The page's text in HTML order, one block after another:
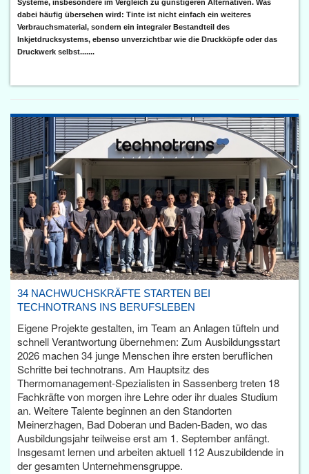
Systeme, insbesondere im Vergleich zu günstigeren Alternativen. Was
dabei häufig übersehen wird: Tinte ist nicht einfach ein weiteres
Verbrauchsmaterial, sondern ein integraler Bestandteil des
Inkjetdrucksystems, ebenso unverzichtbar wie die Druckköpfe oder das
Druckwerk selbst.......
34 NACHWUCHSKRÄFTE STARTEN BEI
TECHNOTRANS INS BERUFSLEBEN
Eigene Projekte gestalten, im Team an Anlagen tüfteln und
schnell Verantwortung übernehmen: Zum Ausbildungsstart
2026 machen 34 junge Menschen ihre ersten beruflichen
Schritte bei technotrans. Am Hauptsitz des
Thermomanagement-Spezialisten in Sassenberg treten 18
Fachkräfte von morgen ihre Lehre oder ihr duales Studium
an. Weitere Talente beginnen an den Standorten
Meinerzhagen, Bad Doberan und Baden-Baden, wo das
Ausbildungsjahr teilweise erst am 1. September anfängt.
Insgesamt lernen und arbeiten aktuell 112 Auszubildende in
der gesamten Unternehmensgruppe.